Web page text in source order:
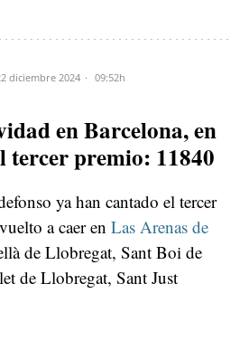
diciembre 2024 09:52h
en Barcelona, en
tercer premio: 11840
ya han cantado el tercer
a caer en Las Arenas de
de Llobregat, Sant Boi de
de Llobregat, Sant Just